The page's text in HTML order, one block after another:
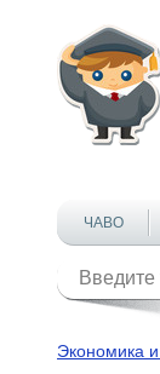
ЧАВО
Экономика